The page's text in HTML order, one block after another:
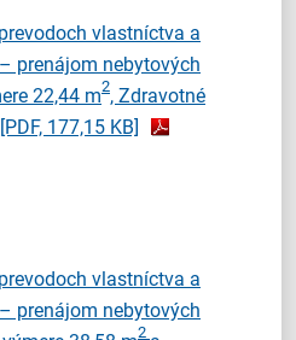
vlastníctva a
prenájom nebytových
22,44 m2, Zdravotné
[PDF, 177,15 KB]
vlastníctva a
prenájom nebytových
2